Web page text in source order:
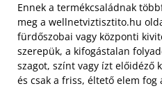
Ennek a termékcsaládnak
meg a wellnetviztisztito.hu
fürdőszobai vagy központi
szerepük, a kifogástalan
szagot, színt vagy ízt előidéző
és csak a friss, éltető elem